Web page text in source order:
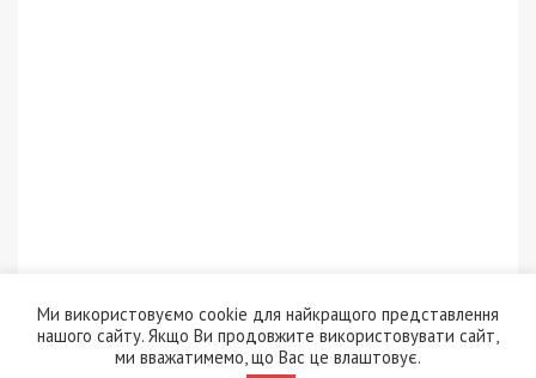
Ми використовуємо cookie для найкращого представлення
нашого сайту. Якщо Ви продовжите використовувати сайт,
ми вважатимемо, що Вас це влаштовує.